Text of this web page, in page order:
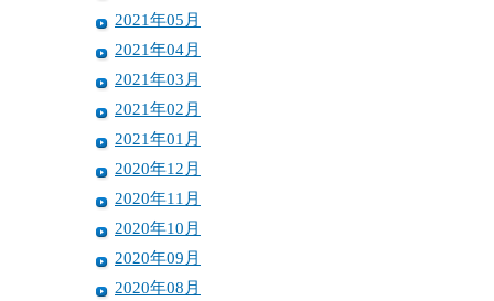
2021年05月
2021年04月
2021年03月
2021年02月
2021年01月
2020年12月
2020年11月
2020年10月
2020年09月
2020年08月